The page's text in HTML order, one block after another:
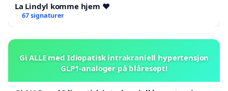
La Lindyl komme hjem ❤️
67 signaturer
Gi ALLE med Idiopatisk intrakraniell hypertensjon
GLP1-analoger på blåresept!